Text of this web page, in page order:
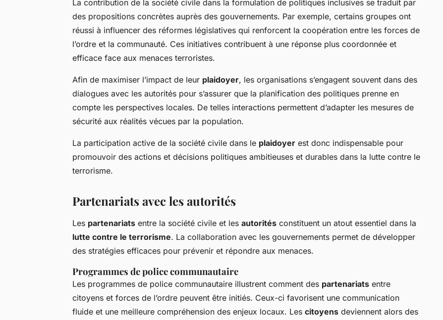
La contribution de la société civile dans la formulation de politiques inclusives se traduit par
des propositions concrètes auprès des gouvernements. Par exemple, certains groupes ont
réussi à influencer des réformes législatives qui renforcent la coopération entre les forces de
l’ordre et la communauté. Ces initiatives contribuent à une réponse plus coordonnée et
efficace face aux menaces terroristes.
Afin de maximiser l’impact de leur plaidoyer, les organisations s’engagent souvent dans des
dialogues avec les autorités pour s’assurer que la planification des politiques prenne en
compte les perspectives locales. De telles interactions permettent d’adapter les mesures de
sécurité aux réalités vécues par la population.
La participation active de la société civile dans le plaidoyer est donc indispensable pour
promouvoir des actions et décisions politiques ambitieuses et durables dans la lutte contre le
terrorisme.
Partenariats avec les autorités
Les partenariats entre la société civile et les autorités constituent un atout essentiel dans la
lutte contre le terrorisme. La collaboration avec les gouvernements permet de développer
des stratégies efficaces pour prévenir et répondre aux menaces.
Programmes de police communautaire
Les programmes de police communautaire illustrent comment des partenariats entre
citoyens et forces de l’ordre peuvent être initiés. Ceux-ci favorisent une communication
fluide et une meilleure compréhension des enjeux locaux. Les citoyens deviennent alors des